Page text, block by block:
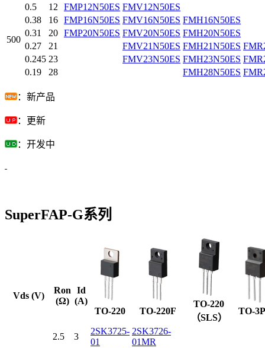
500
0.5 12 FMP12N50ES FMV12N50ES
0.38
16 FMP16N50ES FMV16N50ES FMH16N50ES
0.31
20 FMP20N50ES FMV20N50ES FMH20N50ES
0.27
21 FMV21N50ES FMH21N50ES
0.245 23 FMV23N50ES FMH23N50ES
0.19
28 FMH28N50ES
：新产品
：更新
：开发中
SuperFAP-G系列
TO-220 TO-220F
TO-220
（SLS）
TO-
Vds (V)
Ron
(Ω)
Id
(A)
2.5 3
2SK3725-
01
2SK3726-
01MR